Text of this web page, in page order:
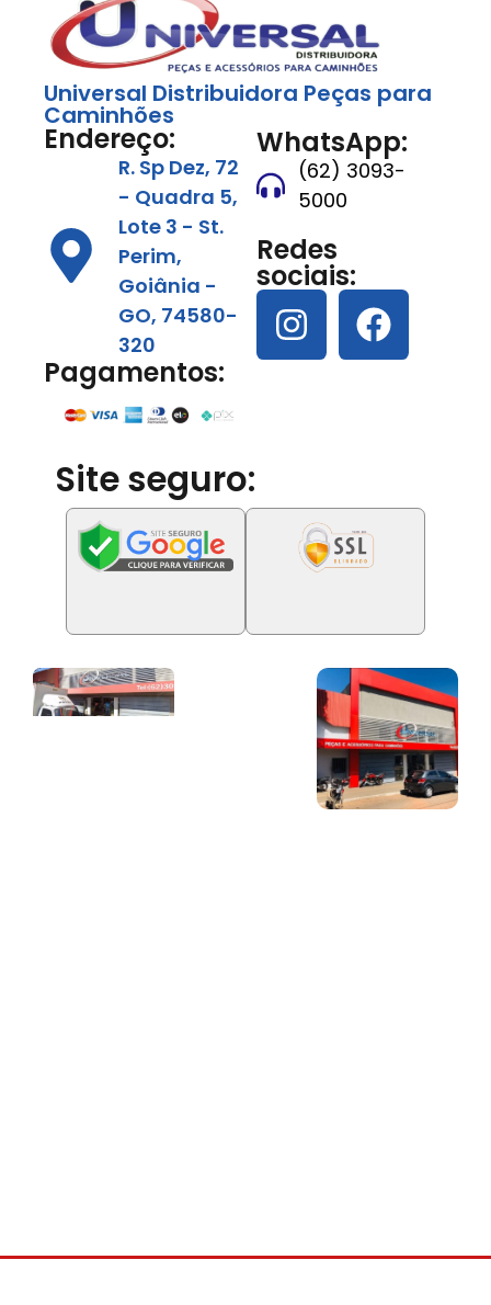
Universal Distribuidora Peças para
Caminhões
Endereço:
R. Sp Dez, 72
- Quadra 5,
Lote 3 - St.
Perim,
Goiânia -
GO, 74580-
320
Pagamentos:
WhatsApp:
(62) 3093-
5000
Redes
sociais:
Site seguro: